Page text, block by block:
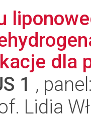
dla
1 ,
Lidia